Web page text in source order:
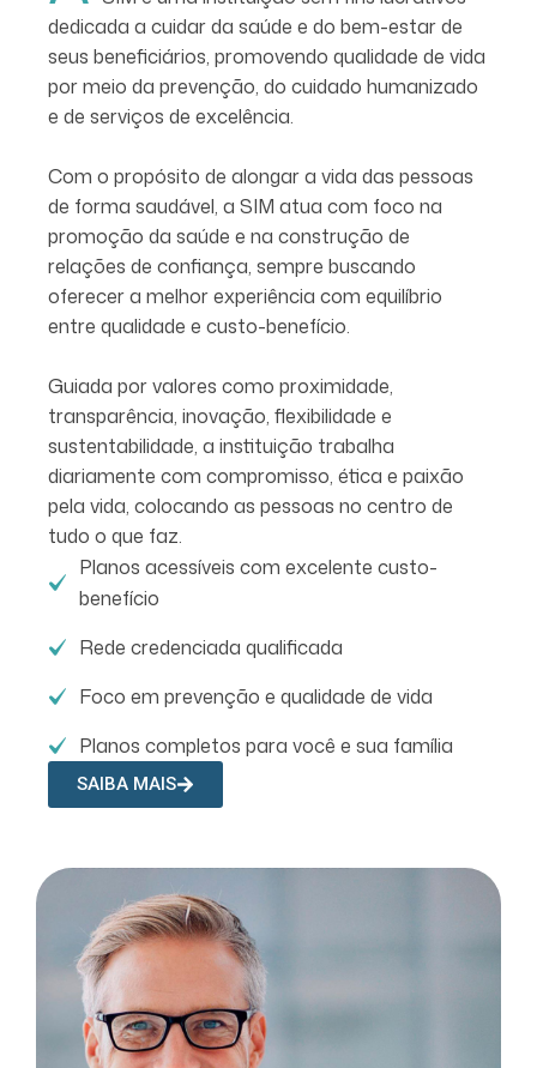
dedicada a cuidar da saúde e do bem-estar de
seus beneficiários, promovendo qualidade de vida
por meio da prevenção, do cuidado humanizado
e de serviços de excelência.
Com o propósito de alongar a vida das pessoas
de forma saudável, a SIM atua com foco na
promoção da saúde e na construção de
relações de confiança, sempre buscando
oferecer a melhor experiência com equilíbrio
entre qualidade e custo-benefício.
Guiada por valores como proximidade,
transparência, inovação, flexibilidade e
sustentabilidade, a instituição trabalha
diariamente com compromisso, ética e paixão
pela vida, colocando as pessoas no centro de
tudo o que faz.
Planos acessíveis com excelente custo-
benefício
Rede credenciada qualificada
Foco em prevenção e qualidade de vida
Planos completos para você e sua família
SAIBA MAIS